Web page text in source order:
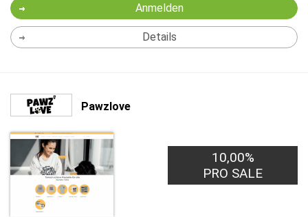
Anmelden
Details
Pawzlove
10,00%
PRO SALE